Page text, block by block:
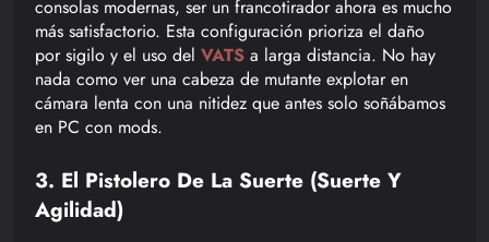
consolas modernas, ser un francotirador ahora es mucho
más satisfactorio. Esta configuración prioriza el daño
por sigilo y el uso del VATS a larga distancia. No hay
nada como ver una cabeza de mutante explotar en
cámara lenta con una nitidez que antes solo soñábamos
en PC con mods.
3. El Pistolero De La Suerte (Suerte Y
Agilidad)